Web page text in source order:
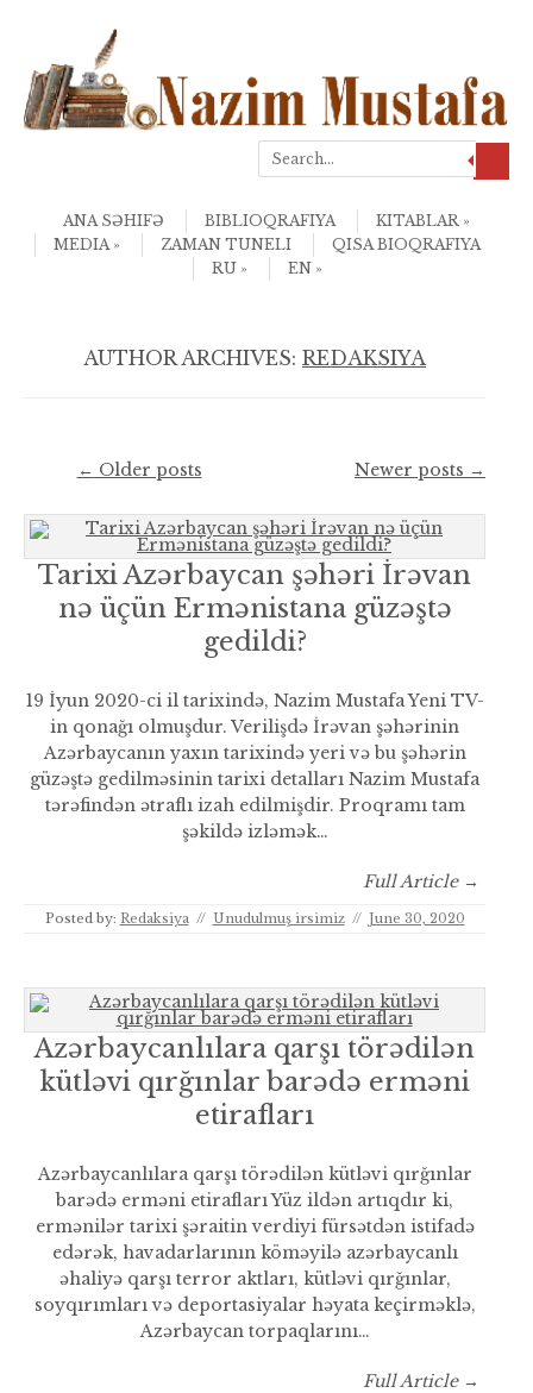
Search
Menu
ANA SƏHIFƏ BIBLIOQRAFIYA
KITABLAR
MEDIA
ZAMAN TUNELI
QISA BIOQRAFIYA
RU
EN
AUTHOR ARCHIVES: REDAKSIYA
Post navigation
← Older posts Newer posts →
Tarixi Azərbaycan şəhəri İrəvan
nə üçün Ermənistana güzəştə
gedildi?
19 İyun 2020-ci il tarixində, Nazim Mustafa Yeni TV-
in qonağı olmuşdur. Verilişdə İrəvan şəhərinin
Azərbaycanın yaxın tarixində yeri və bu şəhərin
güzəştə gedilməsinin tarixi detalları Nazim Mustafa
tərəfindən ətraflı izah edilmişdir. Proqramı tam
şəkildə izləmək…
Full Article →
Posted by: Redaksiya // Unudulmuş irsimiz // June 30, 2020
Azərbaycanlılara qarşı törədilən
kütləvi qırğınlar barədə erməni
etirafları
Azərbaycanlılara qarşı törədilən kütləvi qırğınlar
barədə erməni etirafları Yüz ildən artıqdır ki,
ermənilər tarixi şəraitin verdiyi fürsətdən istifadə
edərək, havadarlarının köməyilə azərbaycanlı
əhaliyə qarşı terror aktları, kütləvi qırğınlar,
soyqırımları və deportasiyalar həyata keçirməklə,
Azərbaycan torpaqlarını…
Full Article →